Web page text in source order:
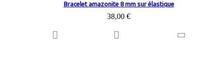
Bracelet amazonite 8 mm sur élastique
38,00 €